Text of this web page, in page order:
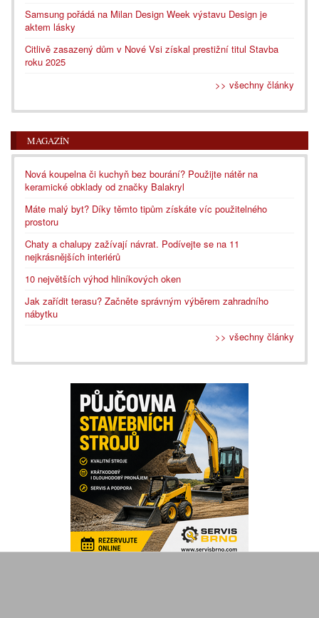
Samsung pořádá na Milan Design Week výstavu Design je
aktem lásky
Citlivě zasazený dům v Nové Vsi získal prestižní titul Stavba
roku 2025
>> všechny články
MAGAZÍN
Nová koupelna či kuchyň bez bourání? Použijte nátěr na
keramické obklady od značky Balakryl
Máte malý byt? Díky těmto tipům získáte víc použitelného
prostoru
Chaty a chalupy zažívají návrat. Podívejte se na 11
nejkrásnějších interiérů
10 největších výhod hliníkových oken
Jak zařídit terasu? Začněte správným výběrem zahradního
nábytku
>> všechny články